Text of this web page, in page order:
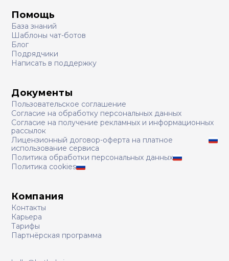
Помощь
База знаний
Шаблоны чат-ботов
Блог
Подрядчики
Написать в поддержку
Документы
Пользовательское соглашение
Согласие на обработку персональных данных
Согласие на получение рекламных и информационных
рассылок
Лицензионный договор-оферта на платное
использование сервиса
Политика обработки персональных данных
Политика cookies
Компания
Контакты
Карьера
Тарифы
Партнёрская программа